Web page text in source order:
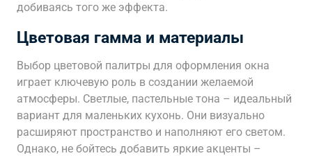
добиваясь того же эффекта.
Цветовая гамма и материалы
Выбор цветовой палитры для оформления окна
играет ключевую роль в создании желаемой
атмосферы. Светлые, пастельные тона – идеальный
вариант для маленьких кухонь. Они визуально
расширяют пространство и наполняют его светом.
Однако, не бойтесь добавить яркие акценты –